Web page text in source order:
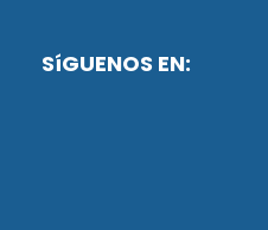
SíGUENOS EN: